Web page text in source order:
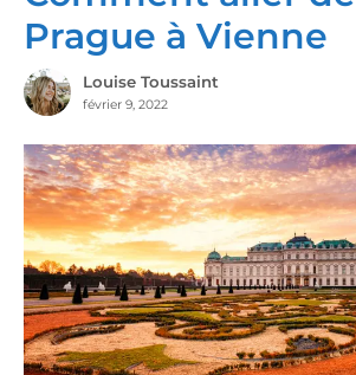
Prague à Vienne
Louise Toussaint
février 9, 2022